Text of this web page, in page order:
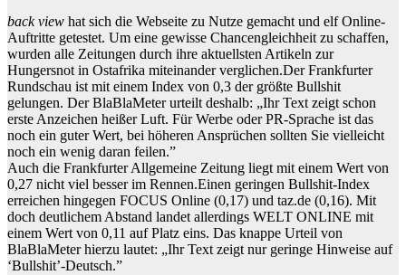
back view hat sich die Webseite zu Nutze gemacht und elf Online-
Auftritte getestet. Um eine gewisse Chancengleichheit zu schaffen,
wurden alle Zeitungen durch ihre aktuellsten Artikeln zur
Hungersnot in Ostafrika miteinander verglichen.Der Frankfurter
Rundschau ist mit einem Index von 0,3 der größte Bullshit
gelungen. Der BlaBlaMeter urteilt deshalb: „Ihr Text zeigt schon
erste Anzeichen heißer Luft. Für Werbe oder PR-Sprache ist das
noch ein guter Wert, bei höheren Ansprüchen sollten Sie vielleicht
noch ein wenig daran feilen.”
Auch die Frankfurter Allgemeine Zeitung liegt mit einem Wert von
0,27 nicht viel besser im Rennen.Einen geringen Bullshit-Index
erreichen hingegen FOCUS Online (0,17) und taz.de (0,16). Mit
doch deutlichem Abstand landet allerdings WELT ONLINE mit
einem Wert von 0,11 auf Platz eins. Das knappe Urteil von
BlaBlaMeter hierzu lautet: „Ihr Text zeigt nur geringe Hinweise auf
‘Bullshit’-Deutsch.”